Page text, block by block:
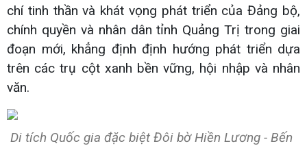
chí tinh thần và khát vọng phát triển của Đảng bộ,
chính quyền và nhân dân tỉnh Quảng Trị trong giai
đoạn mới, khẳng định định hướng phát triển dựa
trên các trụ cột xanh bền vững, hội nhập và nhân
văn.
Di tích Quốc gia đặc biệt Đôi bờ Hiền Lương - Bến